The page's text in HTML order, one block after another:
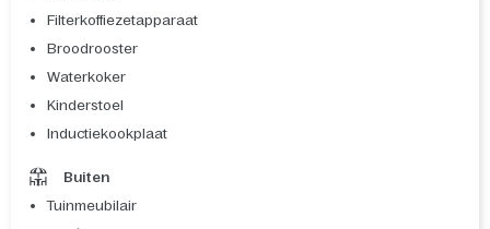
Filterkoffiezetapparaat
Broodrooster
Waterkoker
Kinderstoel
Inductiekookplaat
Buiten
Tuinmeubilair